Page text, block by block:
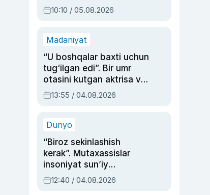
hukmi o‘qildi
10:10 / 05.08.2026
Madaniyat
“U boshqalar baxti uchun
tug‘ilgan edi”. Bir umr
otasini kutgan aktrisa va
dublyaj ustasi Rimma
Ahmedovaning
13:55 / 04.08.2026
Dunyo
“Biroz sekinlashish
kerak”. Mutaxassislar
insoniyat sun’iy
intellektni boshqara
olmay qolishidan xavotir
12:40 / 04.08.2026